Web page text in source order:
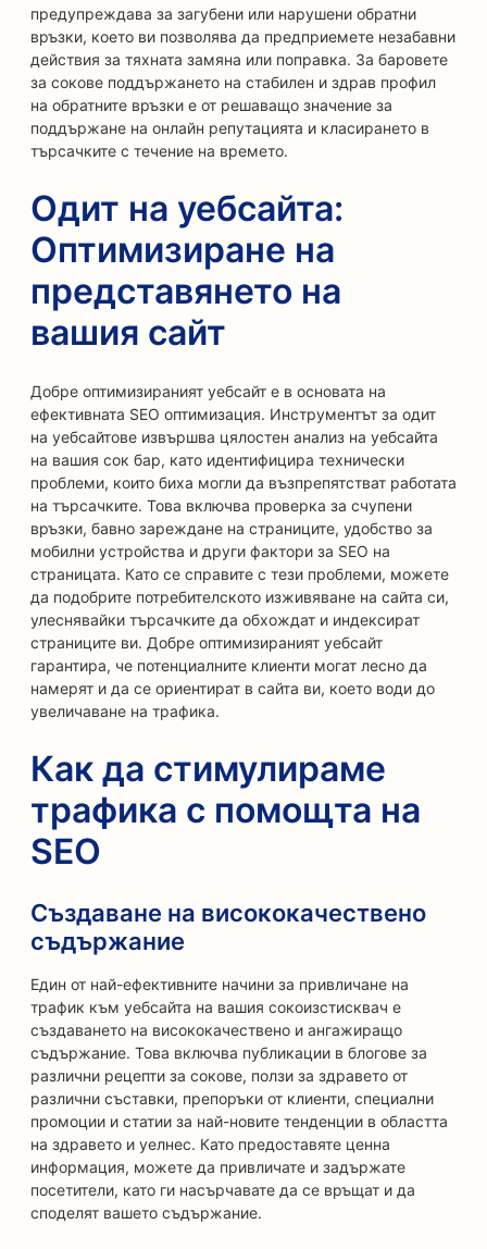
предупреждава за загубени или нарушени обратни
връзки, което ви позволява да предприемете незабавни
действия за тяхната замяна или поправка. За баровете
за сокове поддържането на стабилен и здрав профил
на обратните връзки е от решаващо значение за
поддържане на онлайн репутацията и класирането в
търсачките с течение на времето.
Одит на уебсайта:
Оптимизиране на
представянето на
вашия сайт
Добре оптимизираният уебсайт е в основата на
ефективната SEO оптимизация. Инструментът за одит
на уебсайтове извършва цялостен анализ на уебсайта
на вашия сок бар, като идентифицира технически
проблеми, които биха могли да възпрепятстват работата
на търсачките. Това включва проверка за счупени
връзки, бавно зареждане на страниците, удобство за
мобилни устройства и други фактори за SEO на
страницата. Като се справите с тези проблеми, можете
да подобрите потребителското изживяване на сайта си,
улеснявайки търсачките да обхождат и индексират
страниците ви. Добре оптимизираният уебсайт
гарантира, че потенциалните клиенти могат лесно да
намерят и да се ориентират в сайта ви, което води до
увеличаване на трафика.
Как да стимулираме
трафика с помощта на
SEO
Създаване на висококачествено
съдържание
Един от най-ефективните начини за привличане на
трафик към уебсайта на вашия сокоизстисквач е
създаването на висококачествено и ангажиращо
съдържание. Това включва публикации в блогове за
различни рецепти за сокове, ползи за здравето от
различни съставки, препоръки от клиенти, специални
промоции и статии за най-новите тенденции в областта
на здравето и уелнес. Като предоставяте ценна
информация, можете да привличате и задържате
посетители, като ги насърчавате да се връщат и да
споделят вашето съдържание.